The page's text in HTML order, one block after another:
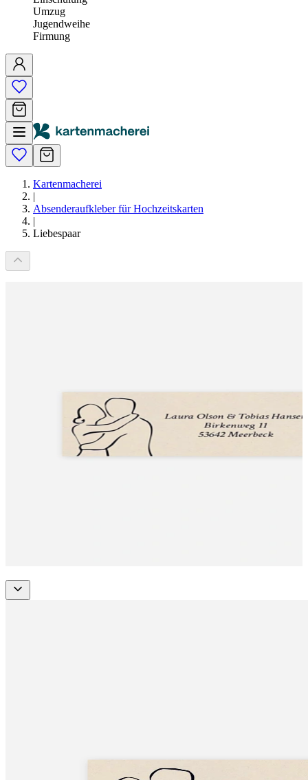
Umzug
Jugendweihe
Firmung
Kartenmacherei
|
Absenderaufkleber für Hochzeitskarten
|
Liebespaar